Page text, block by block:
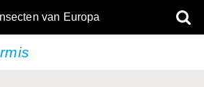
Insecten van Europa